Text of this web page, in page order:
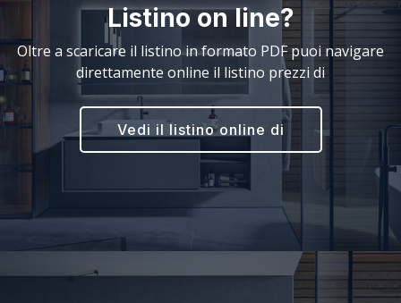
Listino on line?
Oltre a scaricare il listino in formato PDF puoi navigare
direttamente online il listino prezzi di
Vedi il listino online di